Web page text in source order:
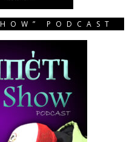
PODCAST